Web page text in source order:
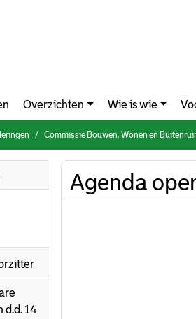
Overzichten Wie is wie
Commissie Bouwen, Wonen en Buitenruimte
d.d. 14
Agenda